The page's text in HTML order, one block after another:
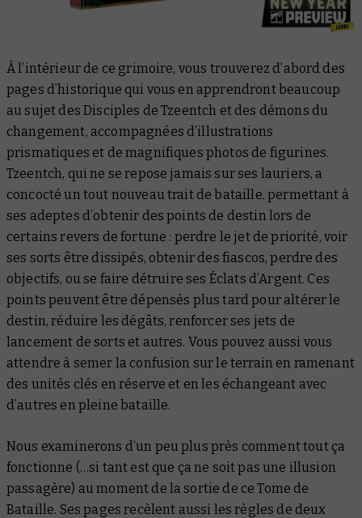
À l’intérieur de ce grimoire, vous trouverez d’abord des
pages d’historique qui vous en apprendront beaucoup
au sujet des Disciples de Tzeentch et des démons du
changement, accompagnées d’illustrations
prismatiques et de magnifiques photos de figurines.
Tzeentch, qui ne se repose jamais sur ses lauriers, a
concocté un tout nouveau trait de bataille, permettant à
ses adeptes d’obtenir des points de destin lors de
certains revers de fortune : perdre le jet de priorité, voir
ses sorts être dissipés, obtenir des fiascos, perdre des
objectifs, ou se faire détruire ses Éclats d’Argent. Ces
points peuvent être dépensés plus tard pour altérer le
destin, réduire les dégâts, renforcer ses jets de
lancement de sorts et autres. Vous pouvez aussi vous
attendre à semer la confusion sur le terrain en ramenant
des unités clés en réserve et en les échangeant avec
d’autres en pleine bataille.
Nous examinerons d’un peu plus près comment tout ça
fonctionne (…si tant est que ça ne soit pas une illusion
passagère) au moment de la sortie de ce Tome de
Bataille. Ses pages recèlent aussi les règles de deux